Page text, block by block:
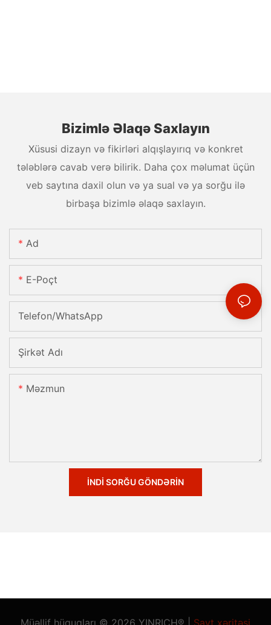
Bizimlə Əlaqə Saxlayın
Xüsusi dizayn və fikirləri alqışlayırıq və konkret
tələblərə cavab verə bilirik. Daha çox məlumat üçün
veb saytına daxil olun və ya sual və ya sorğu ilə
birbaşa bizimlə əlaqə saxlayın.
Ad
E-Poçt
Telefon/whatsApp
Şirkət Adı
Məzmun
İNDI SORĞU GÖNDƏRIN